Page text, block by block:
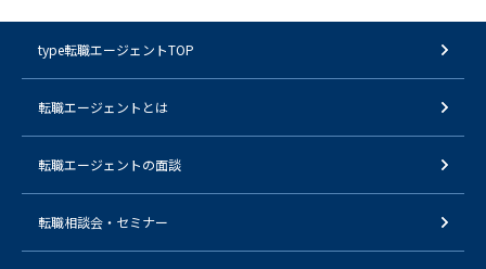
type転職エージェントTOP
転職エージェントとは
転職エージェントの面談
転職相談会・セミナー